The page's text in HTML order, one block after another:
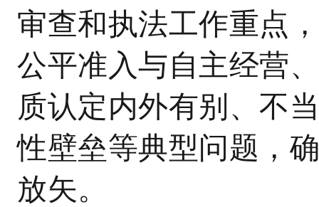
审查和执法工作重点
公平准入与自主经营
质认定内外有别、不
性壁垒等典型问题，
放矢。